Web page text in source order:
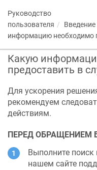
Руководство
пользователя
Введение
информацию необходимо
Какую
предоставить в
Для ускорения
рекомендуем
действиям.
ПЕРЕД ОБРАЩЕНИЕМ
Выполните
нашем сайте